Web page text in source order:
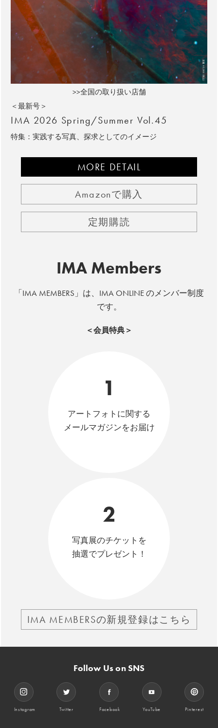
>>全国の取り扱い店舗
＜最新号＞
IMA 2026 Spring/Summer Vol.45
特集：実践する写真、探求としてのイメージ
MORE DETAIL
Amazonで購入
定期購読
IMA Members
「IMA MEMBERS」は、IMA ONLINE のメンバー制度
です。
＜会員特典＞
1
アートフォトに関する
メールマガジンをお届け
2
写真展のチケットを
抽選でプレゼント！
IMA MEMBERSの新規登録はこちら
Follow Us on SNS
Instagram Twitter Facebook YouTube Pinterest